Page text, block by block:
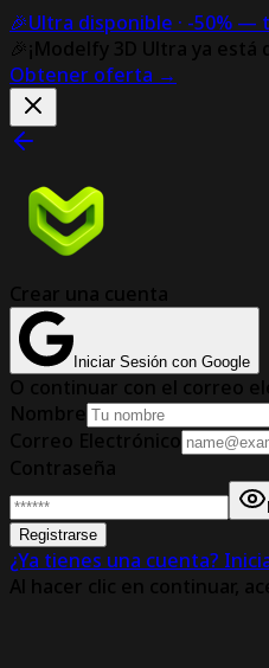
🎉Ultra disponible · -50% —
🎉¡Modelfy 3D Ultra ya está
Obtener oferta →
Crear una cuenta
Iniciar Sesión con Google
O continuar con el correo
Nombre
Correo Electrónico
Contraseña
Registrarse
¿Ya tienes una cuenta?
Al hacer clic en continuar,